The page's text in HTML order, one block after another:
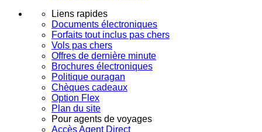
Liens rapides
Documents électroniques
Forfaits tout inclus pas chers
Vols pas chers
Offres de dernière minute
Brochures électroniques
Politique ouragan
Chèques cadeaux
Option Flex
Plan du site
Pour agents de voyages
Accès Agent Direct